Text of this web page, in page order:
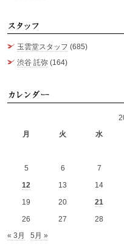
玉雲堂スタッフ (685)
渋谷 託弥 (164)
月
火 水
5
6 7
12
13 14
19
20 21
26
27 28
« 3月
5月 »